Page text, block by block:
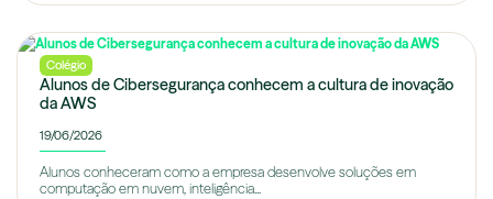
Colégio
Alunos de Cibersegurança conhecem a cultura de inovação
da AWS
19/06/2026
Alunos conheceram como a empresa desenvolve soluções em
computação em nuvem, inteligência...